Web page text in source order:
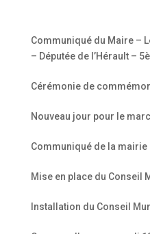
Communiqué du Maire –
– Députée de l’Hérault –
Cérémonie de
Nouveau jour pour le
Communiqué de la mairie
Mise en place du Conseil
Installation du Conseil